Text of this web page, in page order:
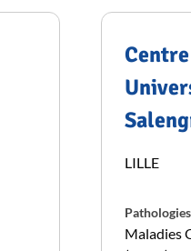
LILLE
Maladies